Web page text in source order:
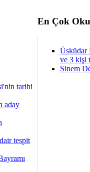
En Çok
tarihi
aday
tespit
Üsküdar
ve 3 kişi
Sinem